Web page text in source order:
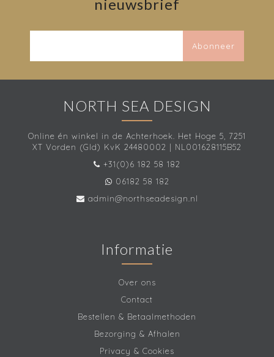
nieuwsbrief
Abonneer
NORTH SEA DESIGN
Online én winkel in de Achterhoek. Het Hoge 5, 7251
XT Vorden (Gld) KvK 24480002 | NL001628115B52
+31(0)6 182 58 182
06182 58 182
admin@northseadesign.nl
Informatie
Over ons
Contact
Bestellen & Betaalmethoden
Bezorging & Afhalen
Privacy & Cookies